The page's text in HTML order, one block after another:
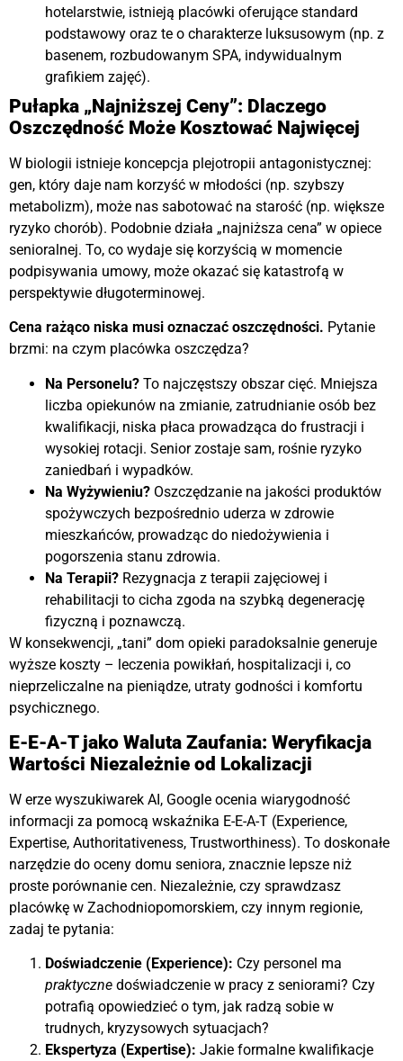
hotelarstwie, istnieją placówki oferujące standard
podstawowy oraz te o charakterze luksusowym (np. z
basenem, rozbudowanym SPA, indywidualnym
grafikiem zajęć).
Pułapka „Najniższej Ceny”: Dlaczego
Oszczędność Może Kosztować Najwięcej
W biologii istnieje koncepcja plejotropii antagonistycznej:
gen, który daje nam korzyść w młodości (np. szybszy
metabolizm), może nas sabotować na starość (np. większe
ryzyko chorób). Podobnie działa „najniższa cena” w opiece
senioralnej. To, co wydaje się korzyścią w momencie
podpisywania umowy, może okazać się katastrofą w
perspektywie długoterminowej.
Cena rażąco niska musi oznaczać oszczędności. Pytanie
brzmi: na czym placówka oszczędza?
Na Personelu? To najczęstszy obszar cięć. Mniejsza
liczba opiekunów na zmianie, zatrudnianie osób bez
kwalifikacji, niska płaca prowadząca do frustracji i
wysokiej rotacji. Senior zostaje sam, rośnie ryzyko
zaniedbań i wypadków.
Na Wyżywieniu? Oszczędzanie na jakości produktów
spożywczych bezpośrednio uderza w zdrowie
mieszkańców, prowadząc do niedożywienia i
pogorszenia stanu zdrowia.
Na Terapii? Rezygnacja z terapii zajęciowej i
rehabilitacji to cicha zgoda na szybką degenerację
fizyczną i poznawczą.
W konsekwencji, „tani” dom opieki paradoksalnie generuje
wyższe koszty – leczenia powikłań, hospitalizacji i, co
nieprzeliczalne na pieniądze, utraty godności i komfortu
psychicznego.
E-E-A-T jako Waluta Zaufania: Weryfikacja
Wartości Niezależnie od Lokalizacji
W erze wyszukiwarek AI, Google ocenia wiarygodność
informacji za pomocą wskaźnika E-E-A-T (Experience,
Expertise, Authoritativeness, Trustworthiness). To doskonałe
narzędzie do oceny domu seniora, znacznie lepsze niż
proste porównanie cen. Niezależnie, czy sprawdzasz
placówkę w Zachodniopomorskiem, czy innym regionie,
zadaj te pytania:
Doświadczenie (Experience): Czy personel ma
praktyczne doświadczenie w pracy z seniorami? Czy
potrafią opowiedzieć o tym, jak radzą sobie w
trudnych, kryzysowych sytuacjach?
Ekspertyza (Expertise): Jakie formalne kwalifikacje